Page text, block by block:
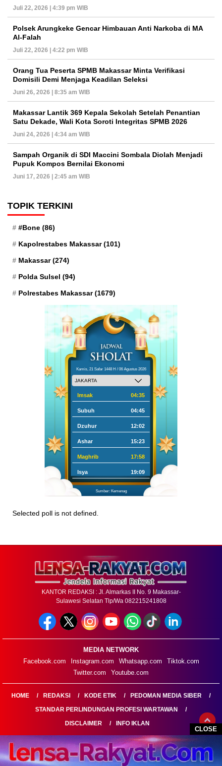
CLOSE
Juli 22, 2026 | 4:39 pm WIB
Polsek Arungkeke Gencar Himbauan Anti Narkoba di MA
Al-Falah
Juli 22, 2026 | 4:22 pm WIB
Orang Tua Peserta SPMB Makassar Minta Verifikasi
Domisili Demi Menjaga Keadilan Seleksi
Juni 26, 2026 | 8:35 am WIB
Makassar Lantik 369 Kepala Sekolah Setelah Penantian
Satu Dekade, Wali Kota Soroti Integritas SPMB 2026
Juni 24, 2026 | 4:34 am WIB
Sampah Organik di SDI Maccini Sombala Diolah Menjadi
Pupuk Kompos Bernilai Ekonomi
Juni 17, 2026 | 2:45 am WIB
TOPIK TERKINI
#Bone (86)
Kapolrestabes Makassar(101)
Makassar(274)
Polda Sulsel (94)
Polrestabes Makassar(1679)
Kamis, 21 Safar 1448 H / 06 Agustus 2026
Imsak 04:35
Subuh 04:45
Dzuhur 12:02
Ashar 15:23
Maghrib 17:58
Isya 19:09
Sumber: Kemenag
Selected poll is not defined.
KANTOR REDAKSI : Jl. Almarkas II No. 9 Makassar-
Sulawesi Selatan Tlp/Wa 082215241808
MEDIA NETWORK
Facebook.com
Instagram.com Whatsapp.com
Tiktok.com
Twitter.com
Youtube.com
HOME REDAKSI KODE ETIK
PEDOMAN MEDIA SIBER
STANDAR PERLINDUNGAN PROFESI WARTAWAN
DISCLAIMER
INFO IKLAN
LENSARAKYAT.COM@2026